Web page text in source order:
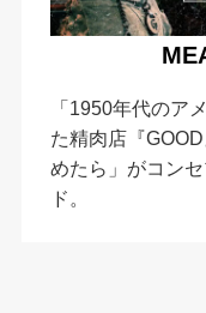
「1950年代のア
た精肉店『
めたら」がコン
ド。